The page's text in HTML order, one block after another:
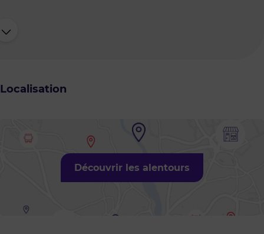
Localisation
Découvrir les alentours